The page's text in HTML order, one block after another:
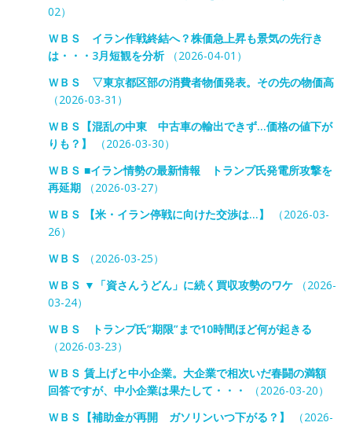
02）
ＷＢＳ イラン作戦終結へ？株価急上昇も景気の先行き
は・・・3月短観を分析（2026-04-01）
ＷＢＳ ▽東京都区部の消費者物価発表。その先の物価高
（2026-03-31）
ＷＢＳ【混乱の中東 中古車の輸出できず…価格の値下が
りも？】
（2026-03-30）
ＷＢＳ ■イラン情勢の最新情報 トランプ氏発電所攻撃を
再延期（2026-03-27）
ＷＢＳ 【米・イラン停戦に向けた交渉は…】
（2026-03-
26）
ＷＢＳ
（2026-03-25）
ＷＢＳ ▼「資さんうどん」に続く買収攻勢のワケ（2026-
03-24）
ＷＢＳ トランプ氏”期限”まで10時間ほど何が起きる
（2026-03-23）
ＷＢＳ 賃上げと中小企業。大企業で相次いだ春闘の満額
回答ですが、中小企業は果たして・・・
（2026-03-20）
ＷＢＳ【補助金が再開 ガソリンいつ下がる？】
（2026-